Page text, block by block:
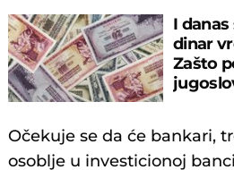
I
dinar
Zašto
Očekuje se da će bankari,
osoblje u investicionoj